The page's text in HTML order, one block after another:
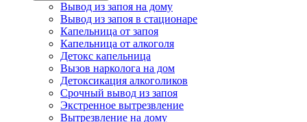
Вывод из запоя на дому
Вывод из запоя в стационаре
Капельница от запоя
Капельница от алкоголя
Детокс капельница
Вызов нарколога на дом
Детоксикация алкоголиков
Срочный вывод из запоя
Экстренное вытрезвление
Вытрезвление на дому